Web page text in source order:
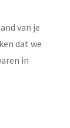
van je
dat we
in